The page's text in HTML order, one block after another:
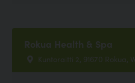
Rokua Health & Spa
Kuntoraitti 2, 91670 Rokua,